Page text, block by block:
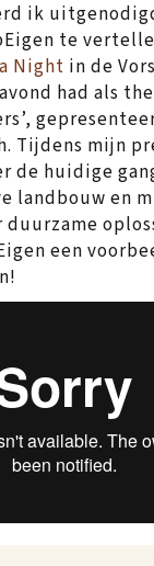
ik
te
Night in de
had als
Tijdens mijn
de huidige
landbouw en
een